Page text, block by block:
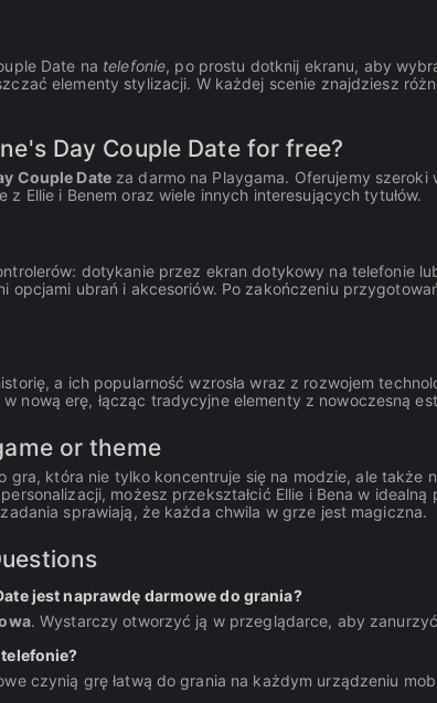
Date na telefonie, po prostu dotknij ekranu, aby
elementy stylizacji. W każdej scenie znajdziesz
Day Couple Date for free?
Couple Dateza darmo na Playgama. Oferujemy szeroki
z Ellie i Benem oraz wiele innych interesujących tytułów.
dotykanie przez ekran dotykowy na telefonie
opcjami ubrań i akcesoriów. Po zakończeniu
a ich popularność wzrosła wraz z rozwojem
nową erę, łącząc tradycyjne elementy z nowoczesną
or theme
gra, która nie tylko koncentruje się na modzie, ale także
możesz przekształcić Ellie i Bena w
sprawiają, że każda chwila w grze jest magiczna.
jest naprawdę darmowe do grania?
. Wystarczy otworzyć ją w przeglądarce, aby
czynią grę łatwą do grania na każdym urządzeniu